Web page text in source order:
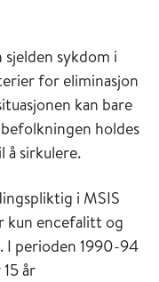
fra mor
Siste tilfelle
var smittet i
sykdom i
for eliminasjon
kan bare
holdes
å sirkulere.
i MSIS
kun encefalitt og
I perioden 1990-94
år